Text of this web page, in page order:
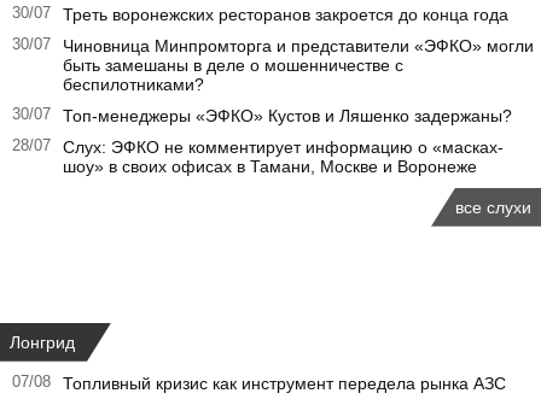
30/07 Треть воронежских ресторанов закроется до конца года
30/07
Чиновница Минпромторга и представители «ЭФКО» могли
быть замешаны в деле о мошенничестве с
беспилотниками?
30/07 Топ-менеджеры «ЭФКО» Кустов и Ляшенко задержаны?
28/07
Слух: ЭФКО не комментирует информацию о «масках-
шоу» в своих офисах в Тамани, Москве и Воронеже
все слухи
Лонгрид
07/08 Топливный кризис как инструмент передела рынка АЗС